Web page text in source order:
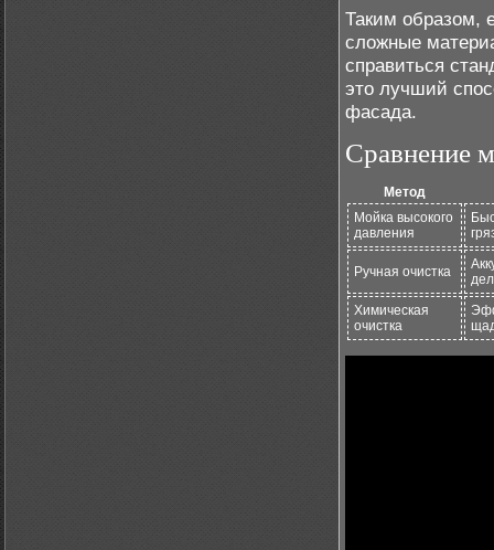
Таким образом,
сложные
справиться
это лучший
фасада.
Сравнение
Метод
Мойка высокого
давления
Ручная очистка
Химическая
очистка